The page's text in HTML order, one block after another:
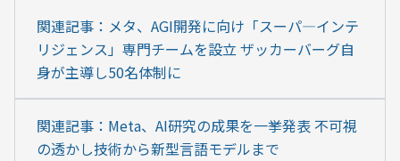
関連記事：メタ、AGI開発に向け「スーパ―インテ
リジェンス」専門チームを設立 ザッカーバーグ自
身が主導し50名体制に
関連記事：Meta、AI研究の成果を一挙発表 不可視
の透かし技術から新型言語モデルまで